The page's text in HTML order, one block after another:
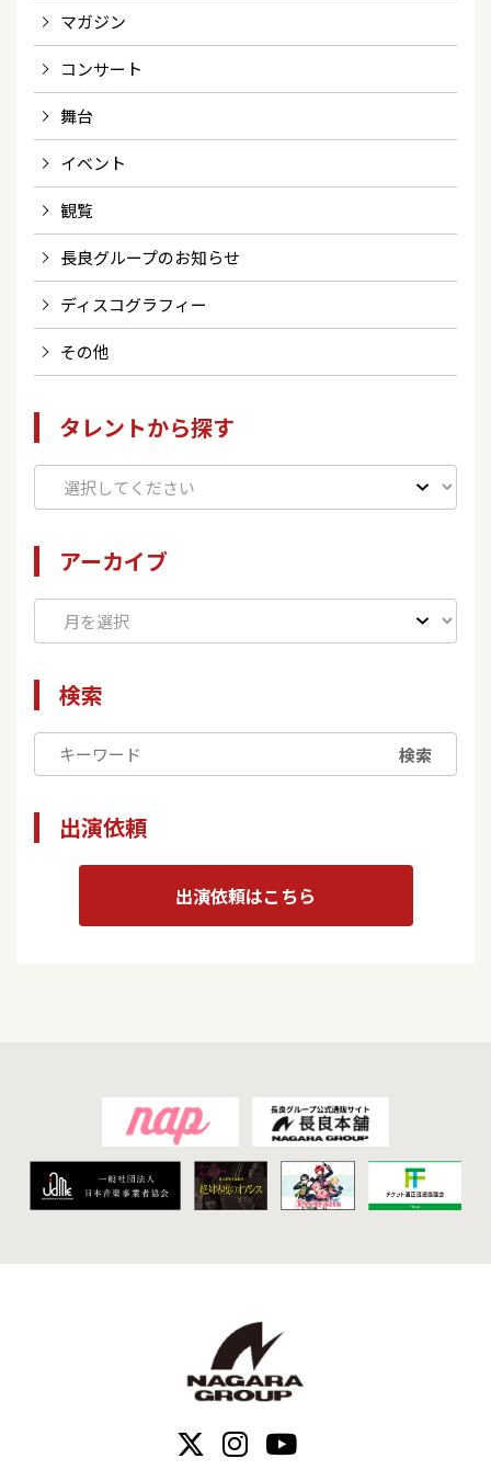
マガジン
コンサート
舞台
イベント
観覧
長良グループのお知らせ
ディスコグラフィー
その他
タレントから探す
アーカイブ
検索
検索
出演依頼
出演依頼はこちら